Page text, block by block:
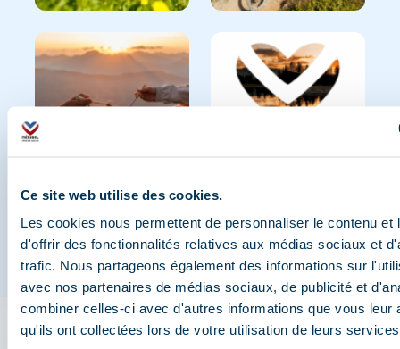
Ce site web utilise des cookies.
Les cookies nous permettent de personnaliser le contenu et
d'offrir des fonctionnalités relatives aux médias sociaux et
trafic. Nous partageons également des informations sur
avec nos partenaires de médias sociaux, de publicité et
combiner celles-ci avec d'autres informations que vous leur
qu'ils ont collectées lors de votre utilisation de leurs